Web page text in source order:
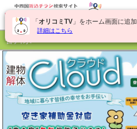
香川県
「 オリコミTV 」をホーム画面に追加
詳細はこちら